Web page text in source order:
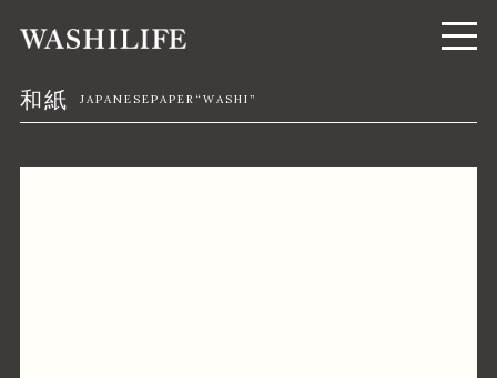
和紙 JAPANESEPAPER“WASHI”